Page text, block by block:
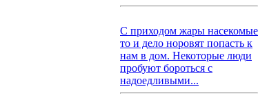
С приходом жары насекомые
то и дело норовят попасть к
нам в дом. Некоторые люди
пробуют бороться с
надоедливыми...